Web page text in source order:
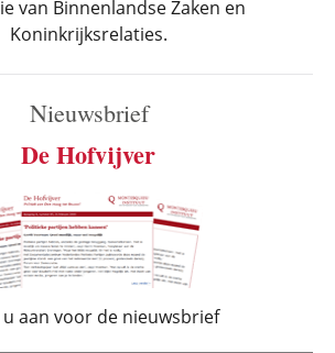
van Binnenlandse Zaken en
Koninkrijksrelaties.
Nieuwsbrief
De Hofvijver
u aan voor de nieuwsbrief